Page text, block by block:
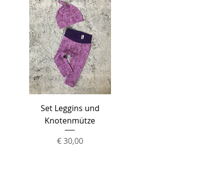
Schnellansicht
Set Leggins und
Knotenmütze
Preis
€ 30,00